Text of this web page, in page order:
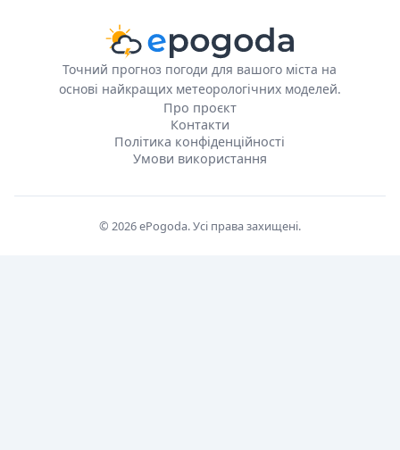
Точний прогноз погоди для вашого міста на
основі найкращих метеорологічних моделей.
Про проєкт
Контакти
Політика конфіденційності
Умови використання
© 2026 ePogoda. Усі права захищені.